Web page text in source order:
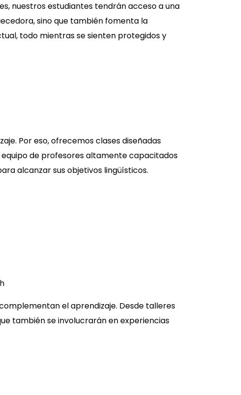
nuestros estudiantes tendrán acceso a una
sino que también fomenta la
todo mientras se sienten protegidos y
Por eso, ofrecemos clases diseñadas
de profesores altamente capacitados
alcanzar sus objetivos lingüísticos.
el aprendizaje. Desde talleres
también se involucrarán en experiencias